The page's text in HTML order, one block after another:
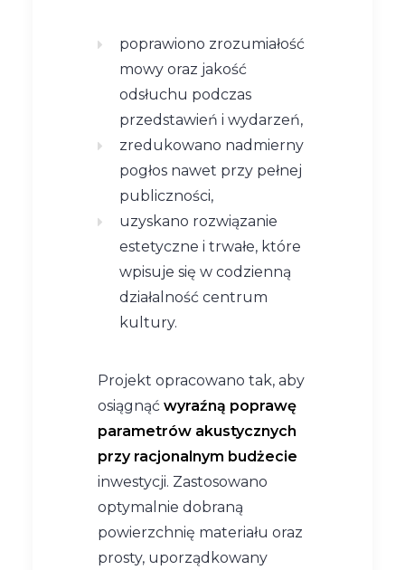
poprawiono zrozumiałość
mowy oraz jakość
odsłuchu podczas
przedstawień i wydarzeń,
zredukowano nadmierny
pogłos nawet przy pełnej
publiczności,
uzyskano rozwiązanie
estetyczne i trwałe, które
wpisuje się w codzienną
działalność centrum
kultury.
Projekt opracowano tak, aby
osiągnąć wyraźną poprawę
parametrów akustycznych
przy racjonalnym budżecie
inwestycji. Zastosowano
optymalnie dobraną
powierzchnię materiału oraz
prosty, uporządkowany